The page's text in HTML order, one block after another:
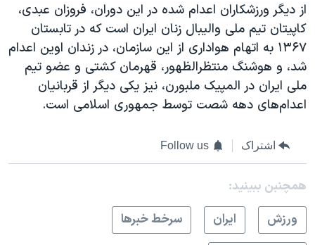
از دیگر ورزشکاران اعدام شده در این دوران، فروزان عبدی،
کاپیتان تیم ملی والیبال زنان ایران است که در تابستان
۱۳۶۷ به اتهام هواداری از این سازمان، در زندان اوین اعدام
شد، و هوشنگ منتظرالظهور، قهرمان کشتی و عضو تیم
ملی ایران در المپیک ملبورن، نیز یکی دیگر از قربانیان
اعدام‌های دهه شصت توسط جمهوری اسلامی است.
اشتراک Follow us
همچنبن ببینید:
ورزش
ايران
سرخط خبرها